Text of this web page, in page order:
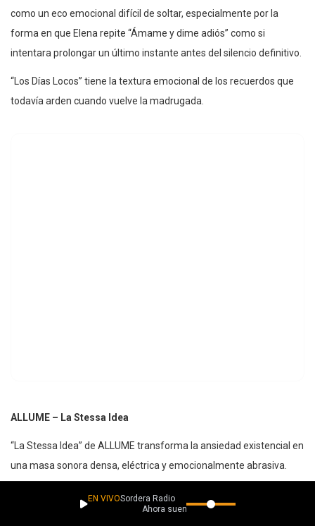
como un eco emocional difícil de soltar, especialmente por la
forma en que Elena repite “Ámame y dime adiós” como si
intentara prolongar un último instante antes del silencio definitivo.
“Los Días Locos” tiene la textura emocional de los recuerdos que
todavía arden cuando vuelve la madrugada.
ALLUME – La Stessa Idea
“La Stessa Idea” de ALLUME transforma la ansiedad existencial en
una masa sonora densa, eléctrica y emocionalmente abrasiva.
Entre riffs pesados, una base rítmica que avanza como
maquinaria oxidada y una interpretación vocal cargada de
EN VIVOSordera Radio
Ahora suena